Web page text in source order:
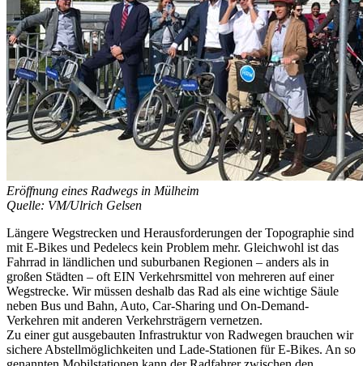
Eröffnung eines Radwegs in Mülheim
Quelle: VM/Ulrich Gelsen
Längere Wegstrecken und Herausforderungen der Topographie sind
mit E-Bikes und Pedelecs kein Problem mehr. Gleichwohl ist das
Fahrrad in ländlichen und suburbanen Regionen – anders als in
großen Städten – oft EIN Verkehrsmittel von mehreren auf einer
Wegstrecke. Wir müssen deshalb das Rad als eine wichtige Säule
neben Bus und Bahn, Auto, Car-Sharing und On-Demand-
Verkehren mit anderen Verkehrsträgern vernetzen.
Zu einer gut ausgebauten Infrastruktur von Radwegen brauchen wir
sichere Abstellmöglichkeiten und Lade-Stationen für E-Bikes. An so